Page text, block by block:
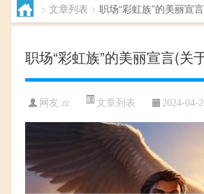
> 文章列表 > 职场“彩虹族”的美丽宣
职场“彩虹族”的美丽宣言(关
网友:zc 文章列表 2024-04-